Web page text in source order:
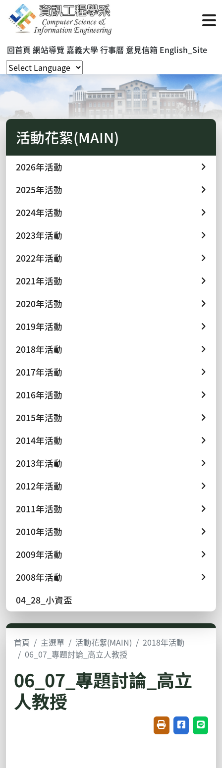
回首頁 網站導覽 嘉義大學行事曆 意見信箱 English_Site
活動花絮(MAIN)
2026年活動
2025年活動
2024年活動
2023年活動
2022年活動
2021年活動
2020年活動
2019年活動
2018年活動
2017年活動
2016年活動
2015年活動
2014年活動
2013年活動
2012年活動
2011年活動
2010年活動
2009年活動
2008年活動
04_28_小資盃
首頁 主選單 活動花絮(MAIN)
2018年活動
06_07_專題討論_高立人教授
06_07_專題討論_高立
人教授
友善列印(開新視
分享至臉書
分享